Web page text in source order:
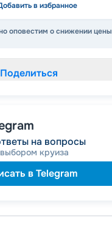
в избранное
оповестим о снижении цены
Поделиться
на вопросы
круиза
в Telegram